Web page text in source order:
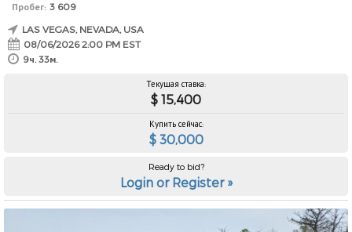
Пробег: 3 609
LAS VEGAS, NEVADA, USA
08/06/2026 2:00 PM EST
9ч. 33м.
Текущая ставка:
$ 15,400
Купить сейчас:
$ 30,000
Ready to bid?
Login or Register »